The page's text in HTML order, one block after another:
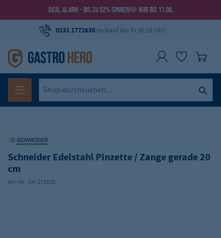
DEAL ALARM - BIS ZU 52% SPAREN! NUR BIS 11.08.
0231 1772630Verkauf Mo-Fr (8-18 Uhr)
Schneider Edelstahl Pinzette / Zange gerade 20
cm
Art.-Nr.: GH-171020